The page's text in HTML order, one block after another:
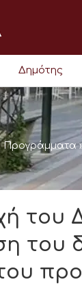
Δημότης
Προγράμματα
του
του